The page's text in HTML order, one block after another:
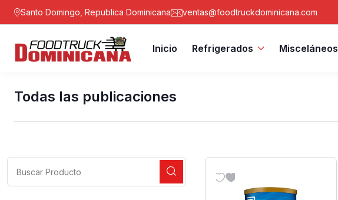
Santo Domingo, Republica Dominicana ventas@foodtruckdominicana.com
Inicio Refrigerados Misceláneos
Todas las publicaciones